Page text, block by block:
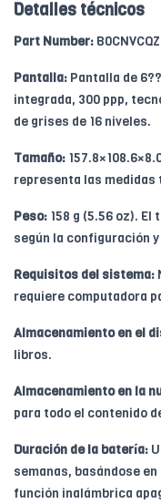
Detalles técnicos
Part Number:
Pantalla: Pantalla de
integrada, 300 ppp,
de grises de 16 niveles.
Tamaño:
representa las
Peso: 158 g (5.56 oz).
según la configuración
Requisitos del sistema:
requiere computadora
Almacenamiento en el
libros.
Almacenamiento en la
para todo el contenido
Duración de la batería:
semanas, basándose
función inalámbrica